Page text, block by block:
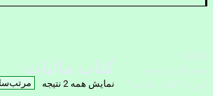
کتاب مالیات
محصولات برچسب
نمایش همه 2 نتیجه